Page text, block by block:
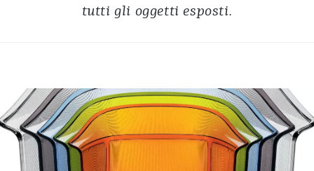
tutti gli oggetti esposti.